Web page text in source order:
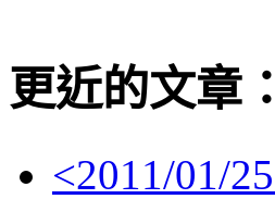
更近的文章：
<2011/01/25